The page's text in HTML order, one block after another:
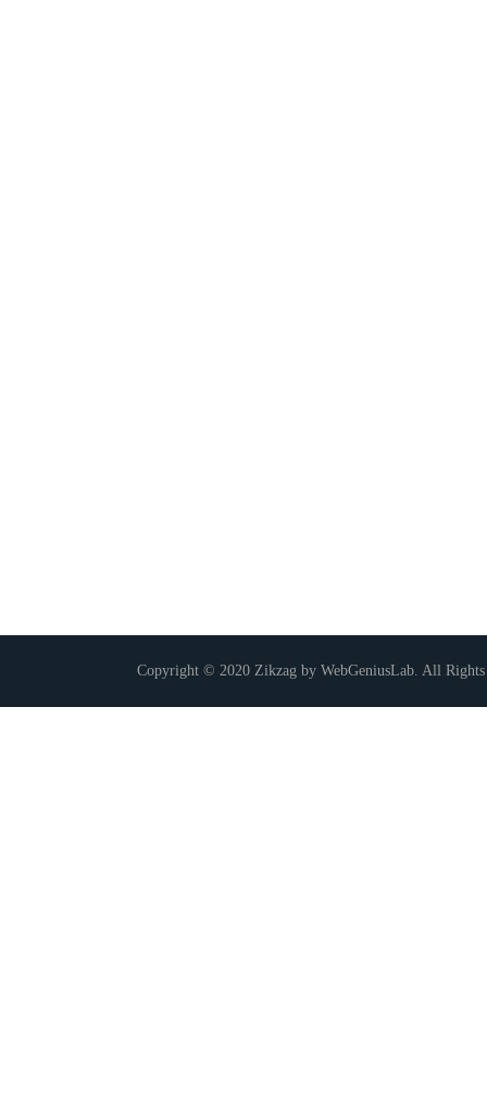
Copyright © 2020 Zikzag by WebGeniusLab. All Rights